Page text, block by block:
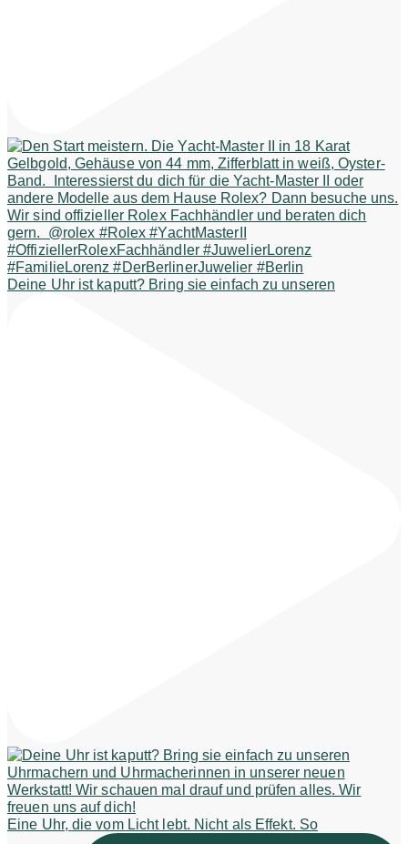
Deine Uhr ist kaputt? Bring sie einfach zu unseren
Eine Uhr, die vom Licht lebt. Nicht als Effekt. So